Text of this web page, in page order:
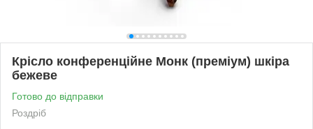
Крісло конференційне Монк (преміум) шкіра
бежеве
Готово до відправки
Роздріб